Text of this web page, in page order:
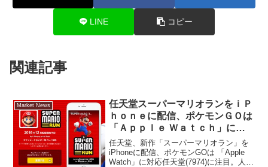
LINE コピー
関連記事
Market News
任天堂スーパーマリオランをｉＰ
ｈｏｎｅに配信、ポケモンＧＯは
「Ａｐｐｌｅ Ｗａｔｃｈ」に対
応
任天堂、新作「スーパーマリオラン」を
iPhoneに配信、ポケモンGOは 「Apple
Watch」に対応任天堂(7974)に注目。人気